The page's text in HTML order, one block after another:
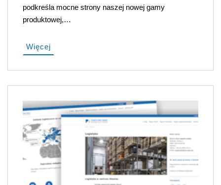
podkreśla mocne strony naszej nowej gamy
produktowej,…
Więcej